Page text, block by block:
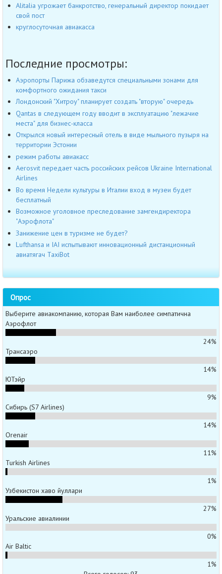
Alitalia угрожает банкротство, генеральный директор покидает
свой пост
круглосуточная авиакасса
Последние просмотры:
Аэропорты Парижа обзаведутся специальными зонами для
комфортного ожидания такси
Лондонский "Хитроу" планирует создать "вторую" очередь
Qantas в следующем году вводит в эксплуатацию "лежачие
места" для бизнес-класса
Открылся новый интересный отель в виде мыльного пузыря на
территории Эстонии
режим работы авиакасс
Aerosvit передает часть российских рейсов Ukraine International
Airlines
Во время Недели культуры в Италии вход в музеи будет
бесплатный
Возможное уголовное преследование замгендиректора
"Аэрофлота"
Занижение цен в туризме не будет?
Lufthansa и IAI испытывают инновационный дистанционный
авиатягач TaxiBot
Опрос
Выберите авиакомпанию, которая Вам наиболее симпатична
Аэрофлот
24%
Трансаэро
14%
ЮТэйр
9%
Сибирь (S7 Airlines)
14%
Orenair
11%
Turkish Airlines
1%
Узбекистон хаво йуллари
27%
Уральские авиалинии
0%
Air Baltic
1%